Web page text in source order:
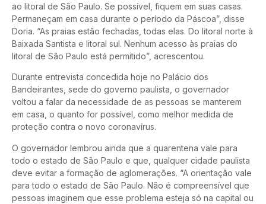
ao litoral de São Paulo. Se possível, fiquem em suas casas.
Permaneçam em casa durante o período da Páscoa”, disse
Doria. “As praias estão fechadas, todas elas. Do litoral norte à
Baixada Santista e litoral sul. Nenhum acesso às praias do
litoral de São Paulo está permitido”, acrescentou.
Durante entrevista concedida hoje no Palácio dos
Bandeirantes, sede do governo paulista, o governador
voltou a falar da necessidade de as pessoas se manterem
em casa, o quanto for possível, como melhor medida de
proteção contra o novo coronavírus.
O governador lembrou ainda que a quarentena vale para
todo o estado de São Paulo e que, qualquer cidade paulista
deve evitar a formação de aglomerações. “A orientação vale
para todo o estado de São Paulo. Não é compreensível que
pessoas imaginem que esse problema esteja só na capital ou